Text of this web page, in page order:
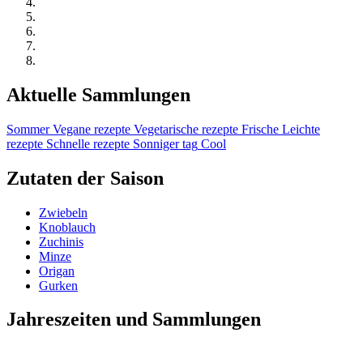
Aktuelle Sammlungen
Sommer Vegane rezepte Vegetarische rezepte Frische Leichte
rezepte Schnelle rezepte Sonniger tag Cool
Zutaten der Saison
Zwiebeln
Knoblauch
Zuchinis
Minze
Origan
Gurken
Jahreszeiten und Sammlungen